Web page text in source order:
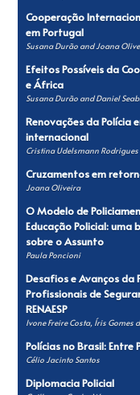
Cooperação
em Portugal
Susana Durão and Joana
Efeitos Possíveis da
e África
Susana Durão and Daniel
Renovações da Polícia
internacional
Cristina Udelsmann Rodrigues
Cruzamentos em
Joana Oliveira
O Modelo de
Educação Policial: uma
sobre o Assunto
Paula Poncioni
Desafios e Avanços da
Profissionais de
RENAESP
Ivone Freire Costa, Íris Gomes
Polícias no Brasil: Entre
Célio Jacinto Santos
Diplomacia Policial